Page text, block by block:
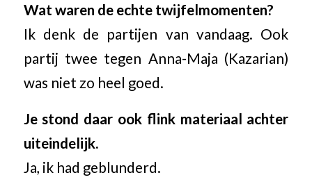
Wat waren de echte twijfelmomenten?
Ik denk de partijen van vandaag. Ook
partij twee tegen Anna-Maja (Kazarian)
was niet zo heel goed.
Je stond daar ook flink materiaal achter
uiteindelijk.
Ja, ik had geblunderd.